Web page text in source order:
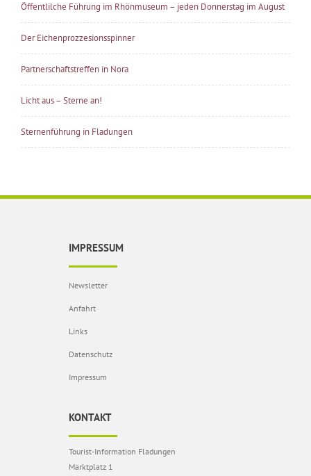
Öffentlilche Führung im Rhönmuseum – jeden Donnerstag im August
Der Eichenprozzesionsspinner
Partnerschaftstreffen in Nora
Licht aus – Sterne an!
Sternenführung in Fladungen
IMPRESSUM
Newsletter
Anfahrt
Links
Datenschutz
Impressum
KONTAKT
Tourist-Information Fladungen
Marktplatz 1